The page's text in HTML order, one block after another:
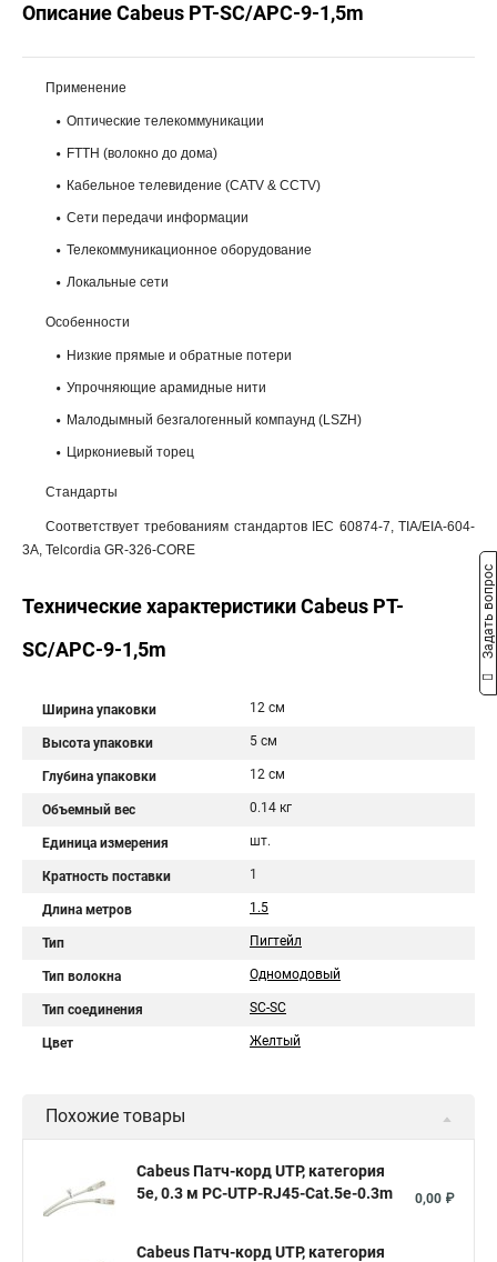
Описание Cabeus PT-SC/APC-9-1,5m
Применение
Оптические телекоммуникации
FTTH (волокно до дома)
Кабельное телевидение (CATV & CCTV)
Сети передачи информации
Телекоммуникационное оборудование
Локальные сети
Особенности
Низкие прямые и обратные потери
Упрочняющие арамидные нити
Малодымный безгалогенный компаунд (LSZH)
Циркониевый торец
Стандарты
Соответствует требованиям стандартов IEC 60874-7, TIA/EIA-604-
3A, Telcordia GR-326-CORE
Технические характеристики Cabeus PT-
SC/APC-9-1,5m
Ширина упаковки 12 см
Высота упаковки 5 см
Глубина упаковки 12 см
Объемный вес 0.14 кг
Единица измерения шт.
Кратность поставки 1
Длина метров 1.5
Тип Пигтейл
Тип волокна Одномодовый
Тип соединения SC-SC
Цвет Желтый
Похожие товары
Cabeus Патч-корд UTP, категория
5e, 0.3 м PC-UTP-RJ45-Cat.5e-0.3m
0,00 ₽
Cabeus Патч-корд UTP, категория
Задать вопрос